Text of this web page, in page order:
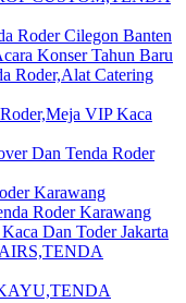
Roder Cilegon Banten
Konser Tahun Baru
Roder,Alat Catering
VIP Kaca
Dan Tenda Roder
Karawang
Roder Karawang
Dan Toder Jakarta